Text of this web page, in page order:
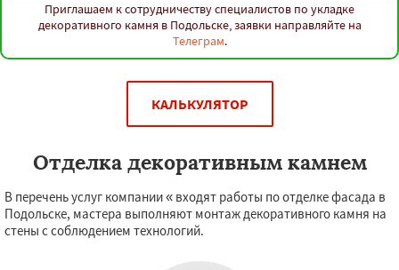
Приглашаем к сотрудничеству специалистов по укладке
декоративного камня в Подольске, заявки направляйте на
Телеграм.
КАЛЬКУЛЯТОР
Отделка декоративным камнем
В перечень услуг компании « входят работы по отделке фасада в
Подольске, мастера выполняют монтаж декоративного камня на
стены с соблюдением технологий.